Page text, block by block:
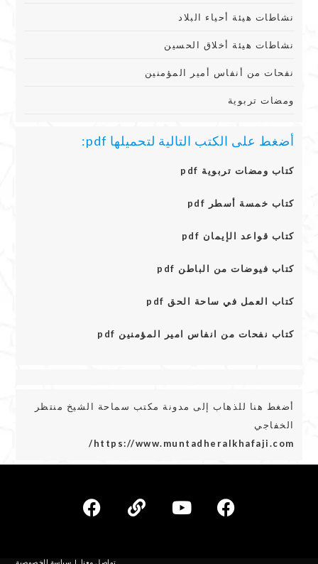
نشاطات هيئة أحياء البلاد
نشاطات هيئة أخلاق الحسين
نفحات من أنفاس أمير المؤمنين
ومضات تربوية
أضغط على الكتب التالية لتحميلها pdf:
كتاب ومضات تربوية pdf
كتاب خمسة أسطر pdf
كتاب قواعد الإيمان pdf
كتاب فيوضات من الباطن pdf
كتاب العمل في ساحة الحق pdf
كتاب نفحات من انفاس امير المؤمنين pdf
أضغط هنا للذهاب إلى مدونة مكتب سماحة الشيخ منتظر
الخفاجي
https://www.muntadheralkhafaji.com/
تواصل معنا سياسة الخصوصية